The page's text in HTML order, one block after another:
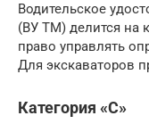
Водительское
(ВУ ТМ) делится на
право управлять
Для экскаваторов
Категория «С»